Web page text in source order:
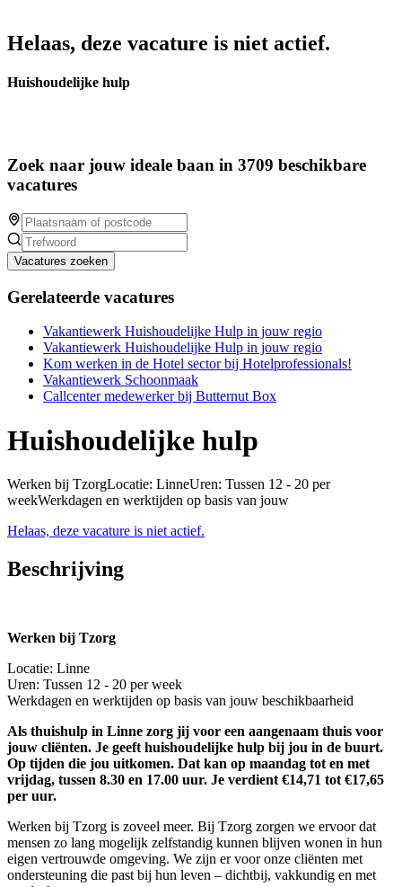
Helaas, deze vacature is niet actief.
Huishoudelijke hulp
Zoek naar jouw ideale baan in 3709 beschikbare
vacatures
Vacatures zoeken
Gerelateerde vacatures
Vakantiewerk Huishoudelijke Hulp in jouw regio
Vakantiewerk Huishoudelijke Hulp in jouw regio
Kom werken in de Hotel sector bij Hotelprofessionals!
Vakantiewerk Schoonmaak
Callcenter medewerker bij Butternut Box
Huishoudelijke hulp
Werken bij TzorgLocatie: LinneUren: Tussen 12 - 20 per
weekWerkdagen en werktijden op basis van jouw
Helaas, deze vacature is niet actief.
Beschrijving
Werken bij Tzorg
Locatie: Linne
Uren: Tussen 12 - 20 per week
Werkdagen en werktijden op basis van jouw beschikbaarheid
Als thuishulp in Linne zorg jij voor een aangenaam thuis voor
jouw cliënten. Je geeft huishoudelijke hulp bij jou in de buurt.
Op tijden die jou uitkomen. Dat kan op maandag tot en met
vrijdag, tussen 8.30 en 17.00 uur. Je verdient €14,71 tot €17,65
per uur.
Werken bij Tzorg is zoveel meer. Bij Tzorg zorgen we ervoor dat
mensen zo lang mogelijk zelfstandig kunnen blijven wonen in hun
eigen vertrouwde omgeving. We zijn er voor onze cliënten met
ondersteuning die past bij hun leven – dichtbij, vakkundig en met